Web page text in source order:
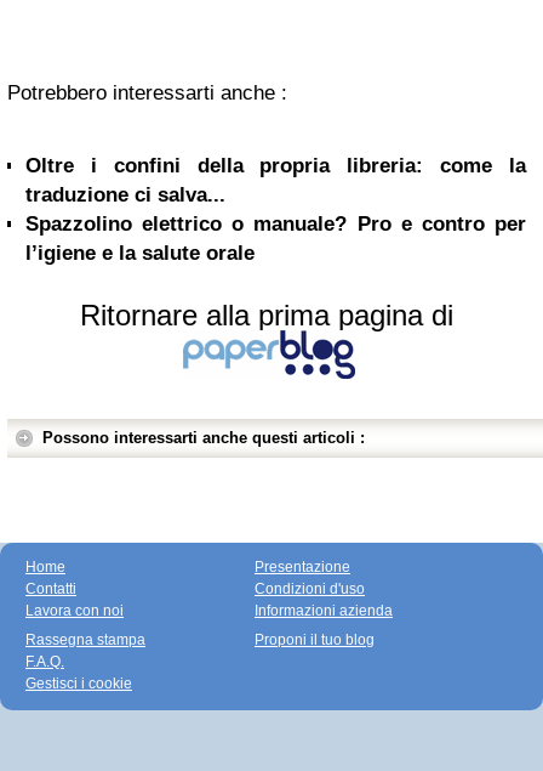
Potrebbero interessarti anche :
Oltre i confini della propria libreria: come la
traduzione ci salva...
Spazzolino elettrico o manuale? Pro e contro per
l’igiene e la salute orale
Ritornare alla prima pagina di
Possono interessarti anche questi articoli :
Home
Contatti
Lavora con noi
Presentazione
Condizioni d'uso
Informazioni azienda
Rassegna stampa
F.A.Q.
Gestisci i cookie
Proponi il tuo blog